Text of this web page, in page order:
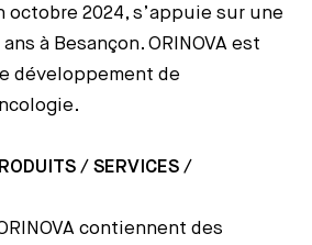
octobre 2024, s’appuie sur une
à Besançon. ORINOVA est
développement de
/ SERVICES /
contiennent des